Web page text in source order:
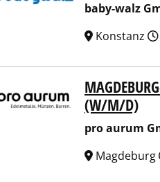
baby-walz
Konstanz
pro aurum GmbH
(W/M/D)
pro aurum
Magdeburg